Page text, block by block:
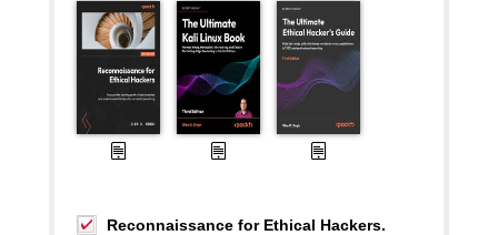
Reconnaissance for Ethical Hackers.